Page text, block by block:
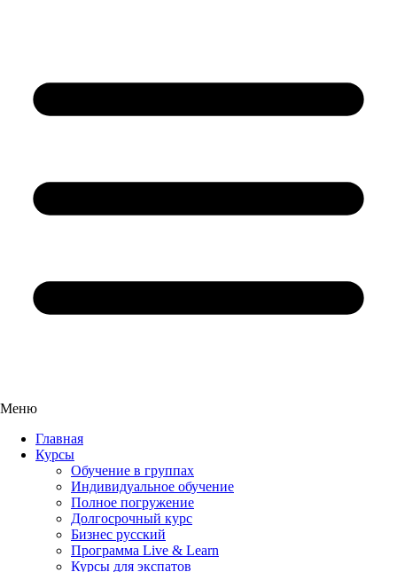
Меню
Главная
Курсы
Обучение в группах
Индивидуальное обучение
Полное погружение
Долгосрочный курс
Бизнес русский
Программа Live & Learn
Курсы для экспатов